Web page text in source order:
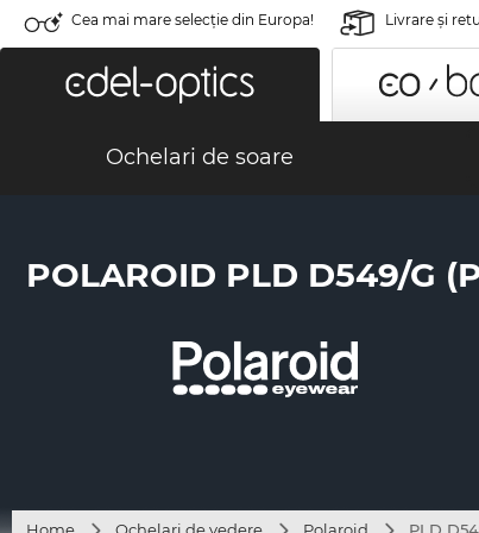
Cea mai mare selecție din Europa! Livrare şi
Ochelari de soare
POLAROID PLD D549/G